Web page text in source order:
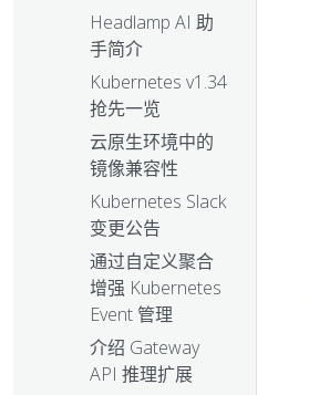
Headlamp AI 助
手简介
Kubernetes v1.34
抢先一览
云原生环境中的
镜像兼容性
Kubernetes Slack
变更公告
通过自定义聚合
增强 Kubernetes
Event 管理
介绍 Gateway
API 推理扩展